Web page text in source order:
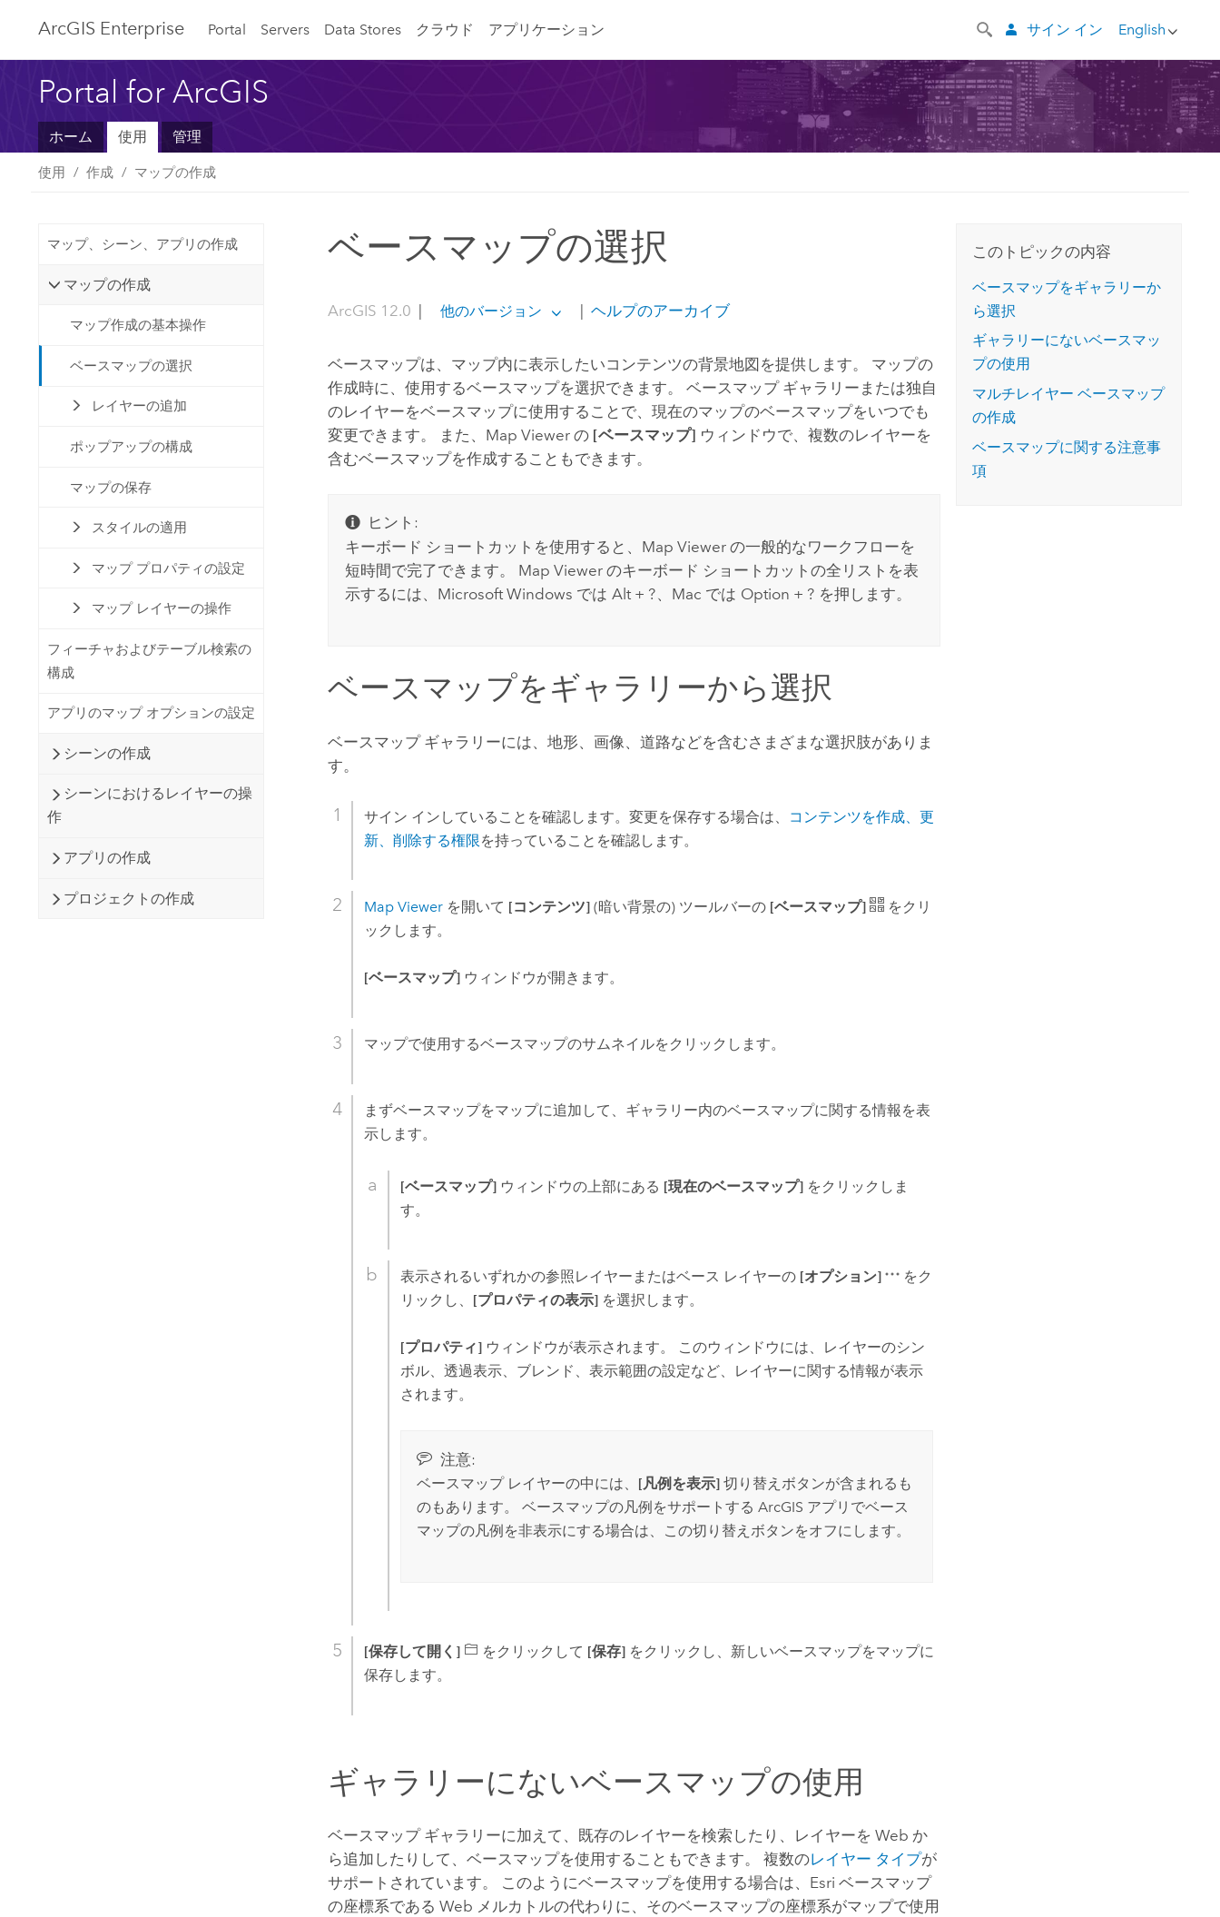
ArcGIS Enterprise Portal Servers Data Stores クラウド アプリケーション English
サイン イン
Portal for ArcGIS
ホーム 使用 管理
使用 作成 マップの作成
マップ、シーン、アプリの作成
マップの作成
マップ作成の基本操作
ベースマップの選択
レイヤーの追加
ポップアップの構成
マップの保存
スタイルの適用
マップ プロパティの設定
マップ レイヤーの操作
フィーチャおよびテーブル検索の
構成
アプリのマップ オプションの設定
シーンの作成
シーンにおけるレイヤーの操
作
アプリの作成
プロジェクトの作成
ベースマップの選択
ArcGIS 12.0 | 他のバージョン | ヘルプのアーカイブ
ベースマップは、マップ内に表示したいコンテンツの背景地図を提供します。 マップの
作成時に、使用するベースマップを選択できます。 ベースマップ ギャラリーまたは独自
のレイヤーをベースマップに使用することで、現在のマップのベースマップをいつでも
変更できます。
また、 Map Viewer の [ベースマップ] ウィンドウで、複数のレイヤーを
含むベースマップを作成することもできます。
ヒント:
キーボード ショートカットを使用すると、 Map Viewerの一般的なワークフローを
短時間で完了できます。 Map Viewerのキーボード ショートカットの全リストを表
示するには、 Microsoft Windows では Alt + ?、 Mac では Option + ? を押します。
ベースマップをギャラリーから選択
ベースマップ ギャラリーには、地形、画像、道路などを含むさまざまな選択肢がありま
す。
サイン インしていることを確認します。変更を保存する場合は、 コンテンツを作成、更
新、削除する権限を持っていることを確認します。
Map Viewer を開いて [コンテンツ] (暗い背景の) ツールバーの [ベースマップ]
をクリ
ックします。
[ベースマップ] ウィンドウが開きます。
マップで使用するベースマップのサムネイルをクリックします。
まずベースマップをマップに追加して、ギャラリー内のベースマップに関する情報を表
示します。
[ベースマップ]ウィンドウの上部にある [現在のベースマップ]をクリックしま
す。
表示されるいずれかの参照レイヤーまたはベース レイヤーの [オプション]
をク
リックし、 [プロパティの表示]を選択します。
[プロパティ]ウィンドウが表示されます。 このウィンドウには、レイヤーのシン
ボル、透過表示、ブレンド、表示範囲の設定など、レイヤーに関する情報が表示
されます。
注意:
ベースマップ レイヤーの中には、 [凡例を表示] 切り替えボタンが含まれるも
のもあります。 ベースマップの凡例をサポートする ArcGIS アプリでベース
マップの凡例を非表示にする場合は、この切り替えボタンをオフにします。
[保存して開く] をクリックして [保存] をクリックし、新しいベースマップをマップに
保存します。
ギャラリーにないベースマップの使用
ベースマップ ギャラリーに加えて、既存のレイヤーを検索したり、レイヤーを Web か
ら追加したりして、ベースマップを使用することもできます。 複数のレイヤー タイプが
サポートされています。 このようにベースマップを使用する場合は、 Esri ベースマップ
の座標系である Web メルカトルの代わりに、そのベースマップの座標系がマップで使用
このトピックの内容
ベースマップをギャラリーか
ら選択
ギャラリーにないベースマッ
プの使用
マルチレイヤー ベースマップ
の作成
ベースマップに関する注意事
項